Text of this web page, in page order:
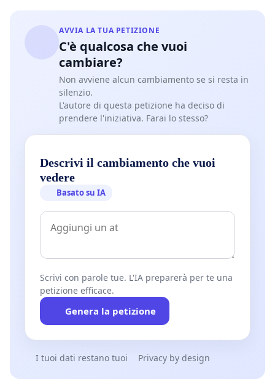
AVVIA LA TUA PETIZIONE
C'è qualcosa che vuoi
cambiare?
Non avviene alcun cambiamento se si resta in
silenzio.
L'autore di questa petizione ha deciso di
prendere l'iniziativa. Farai lo stesso?
Descrivi il cambiamento che vuoi
vedere
Basato su IA
Scrivi con parole tue. L'IA preparerà per te una
petizione efficace.
Genera la petizione
I tuoi dati restano tuoi Privacy by design